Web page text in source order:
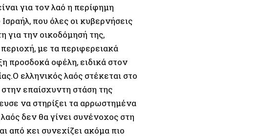
για τον λαό η περίφημη
που όλες οι κυβερνήσεις
την οικοδόμησή της,
με τα περιφερειακά
προσδοκά οφέλη, ειδικά στον
ελληνικός λαός στέκεται στο
επαίσχυντη στάση της
να στηρίξει τα αρρωστημένα
δεν θα γίνει συνένοχος στη
από κει συνεχίζει ακόμα πιο